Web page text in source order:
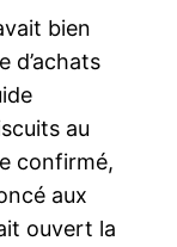
bien
d’achats
au
confirmé,
aux
ouvert la